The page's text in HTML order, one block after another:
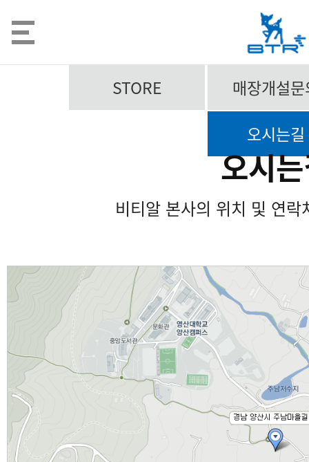
STORE
매장개설
오시는길
오시
비티알 본사의 위치 및 연